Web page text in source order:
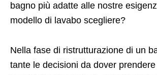
bagno più adatte alle nostre
modello di lavabo scegliere?
Nella fase di ristrutturazione di un
tante le decisioni da dover